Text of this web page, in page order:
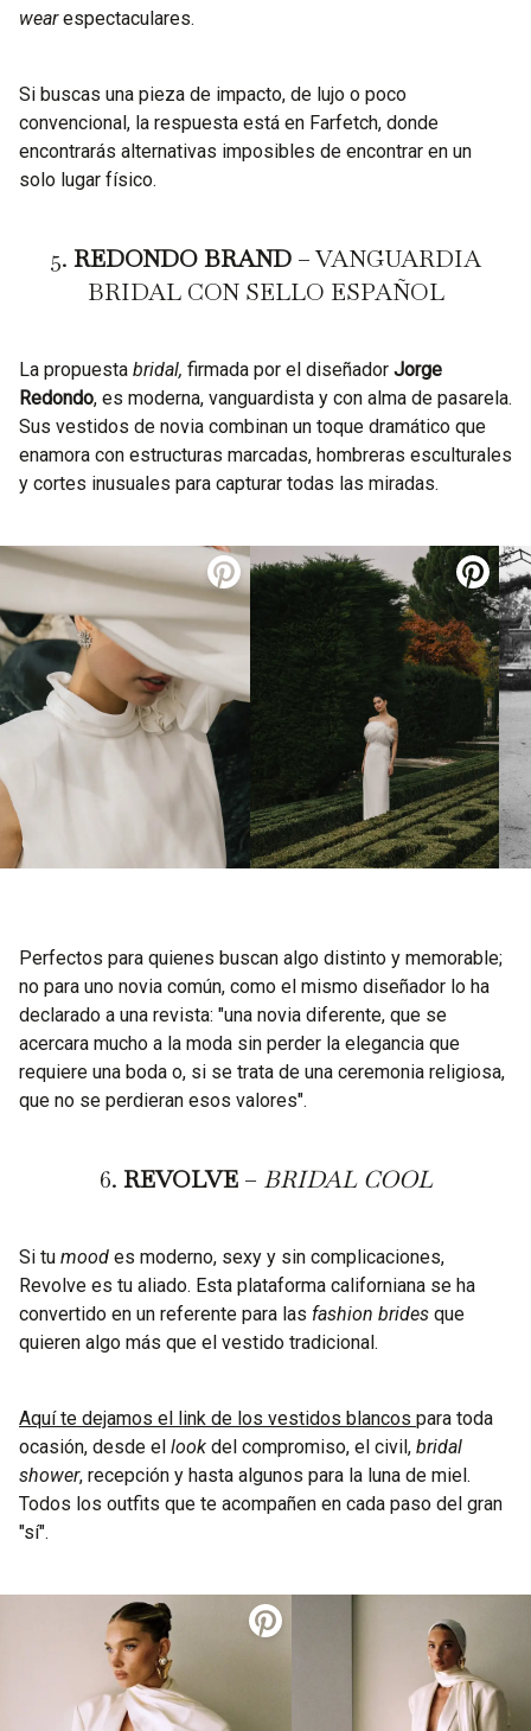
wearespectaculares.
Si buscas una pieza de impacto, de lujo o poco
convencional, la respuesta está en Farfetch, donde
encontrarás alternativas imposibles de encontrar en un
solo lugar físico.
5. REDONDO BRAND – VANGUARDIA
BRIDAL CON SELLO ESPAÑOL
La propuesta bridal, firmada por el diseñador Jorge
Redondo, es moderna, vanguardista y con alma de pasarela.
Sus vestidos de novia combinan un toque dramático que
enamora con estructuras marcadas, hombreras esculturales
y cortes inusuales para capturar todas las miradas.
Perfectos para quienes buscan algo distinto y memorable;
no para uno novia común, como el mismo diseñador lo ha
declarado a una revista: "una novia diferente, que se
acercara mucho a la moda sin perder la elegancia que
requiere una boda o, si se trata de una ceremonia religiosa,
que no se perdieran esos valores".
6. REVOLVE– BRIDAL COOL
Si tu mood es moderno, sexy y sin complicaciones,
Revolve es tu aliado. Esta plataforma californiana se ha
convertido en un referente para las fashion brides que
quieren algo más que el vestido tradicional.
Aquí te dejamos el link de los vestidos blancos para toda
ocasión, desde el look del compromiso, el civil, bridal
shower, recepción y hasta algunos para la luna de miel.
Todos los outfits que te acompañen en cada paso del gran
"sí".